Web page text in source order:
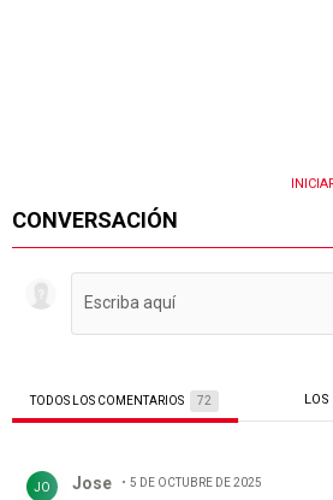
CONVERSACIÓN
TODOS LOS COMENTARIOS 72 LOS
JO Jose 5 DE OCTUBRE DE 2025